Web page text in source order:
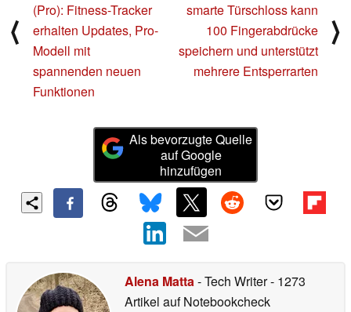
⟨
(Pro): Fitness-Tracker
erhalten Updates, Pro-
Modell mit
spannenden neuen
Funktionen
smarte Türschloss kann
100 Fingerabdrücke
speichern und unterstützt
mehrere Entsperrarten
⟩
Als bevorzugte Quelle
auf Google
hinzufügen
Alena Matta- Tech Writer- 1273
Artikel auf Notebookcheck